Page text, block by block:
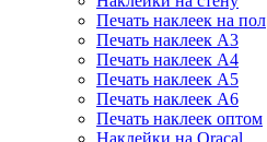
Печать наклеек на пол
Печать наклеек А3
Печать наклеек А4
Печать наклеек А5
Печать наклеек А6
Печать наклеек оптом
Наклейки на Oracal